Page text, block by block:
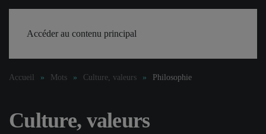
Accéder au contenu principal
Accueil Mots Culture, valeurs Philosophie
Culture, valeurs